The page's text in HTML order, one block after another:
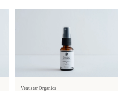
Venustar Organics